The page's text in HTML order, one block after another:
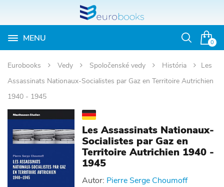
0
MENU
Otvoriť
Eurobooks Vedy Spoločenské vedy História
Les
Assassinats Nationaux-Socialistes par Gaz en Territoire Autrichien
1940 - 1945
Les Assassinats Nationaux-
Socialistes par Gaz en
Territoire Autrichien 1940 -
1945
Autor: Pierre Serge Choumoff